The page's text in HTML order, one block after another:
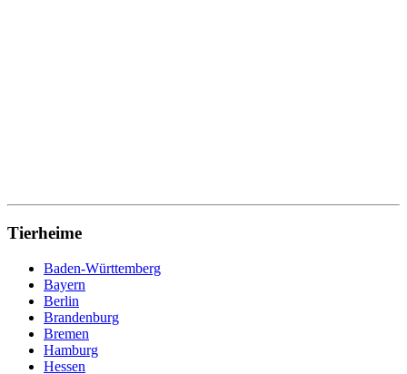
Tierheime
Baden-Württemberg
Bayern
Berlin
Brandenburg
Bremen
Hamburg
Hessen